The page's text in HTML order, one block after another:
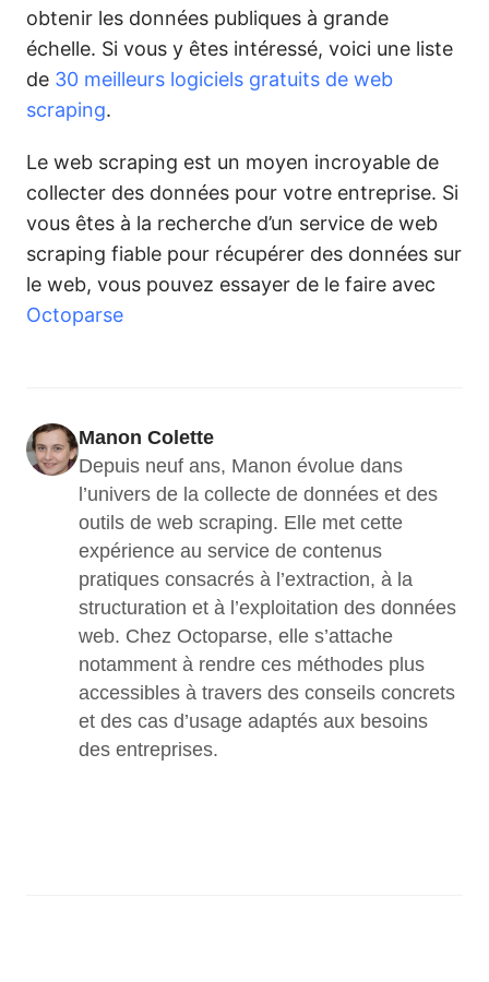
obtenir les données publiques à grande
échelle. Si vous y êtes intéressé, voici une liste
de 30 meilleurs logiciels gratuits de web
scraping.
Le web scraping est un moyen incroyable de
collecter des données pour votre entreprise. Si
vous êtes à la recherche d’un service de web
scraping fiable pour récupérer des données sur
le web, vous pouvez essayer de le faire avec
Octoparse
Manon Colette
Depuis neuf ans, Manon évolue dans
l’univers de la collecte de données et des
outils de web scraping. Elle met cette
expérience au service de contenus
pratiques consacrés à l’extraction, à la
structuration et à l’exploitation des données
web. Chez Octoparse, elle s’attache
notamment à rendre ces méthodes plus
accessibles à travers des conseils concrets
et des cas d’usage adaptés aux besoins
des entreprises.